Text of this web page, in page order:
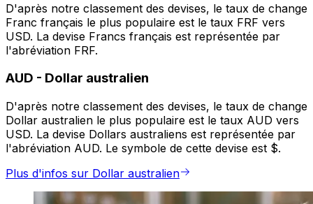
D'après notre classement des devises, le taux de change
Franc français le plus populaire est le taux FRF vers
USD. La devise Francs français est représentée par
l'abréviation FRF.
AUD - Dollar australien
D'après notre classement des devises, le taux de change
Dollar australien le plus populaire est le taux AUD vers
USD. La devise Dollars australiens est représentée par
l'abréviation AUD. Le symbole de cette devise est $.
Plus d'infos sur Dollar australien